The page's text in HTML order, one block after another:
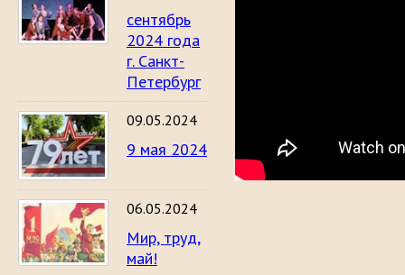
сентябрь
2024 года
г. Санкт-
Петербург
09.05.2024
9 мая 2024
06.05.2024
Мир, труд,
май!